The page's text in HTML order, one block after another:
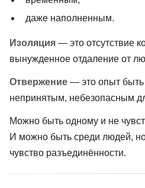
даже наполненным.
Изоляция — это отсутствие
вынужденное отдаление от
Отвержение — это опыт
непринятым, небезопасным
Можно быть одному и не
И можно быть среди людей,
чувство разъединённости.